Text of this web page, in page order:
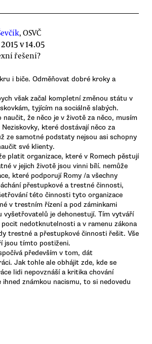
, OSVČ
v 14.05
řešení?
i biče. Odměňovat dobré kroky a
však začal kompletní změnou státu v
tyjícím na sociálně slabých.
naučit, že něco je v životě za něco, musím
které dostávají něco za
ze samotné podstaty nejsou asi schopny
své klienty.
platit organizace, které v Romech pěstují
v jejich životě jsou vinni bílí. nemůže
které podporují Romy /a všechny
přestupkové a trestné činnosti,
této činnosti tyto organizace
v trestním řízení a pod záminkami
vyšetřovatelů je dehonestují. Tím vytváří
nedotknutelnosti a v ramenu zákona
trestné a přestupkové činnosti řešit. Vše
jsou tímto postiženi.
především v tom, dát
Jak tohle ale obhájit zde, kde se
lidi nepovznáší a kritika chování
ihned známkou nacismu, to si nedovedu